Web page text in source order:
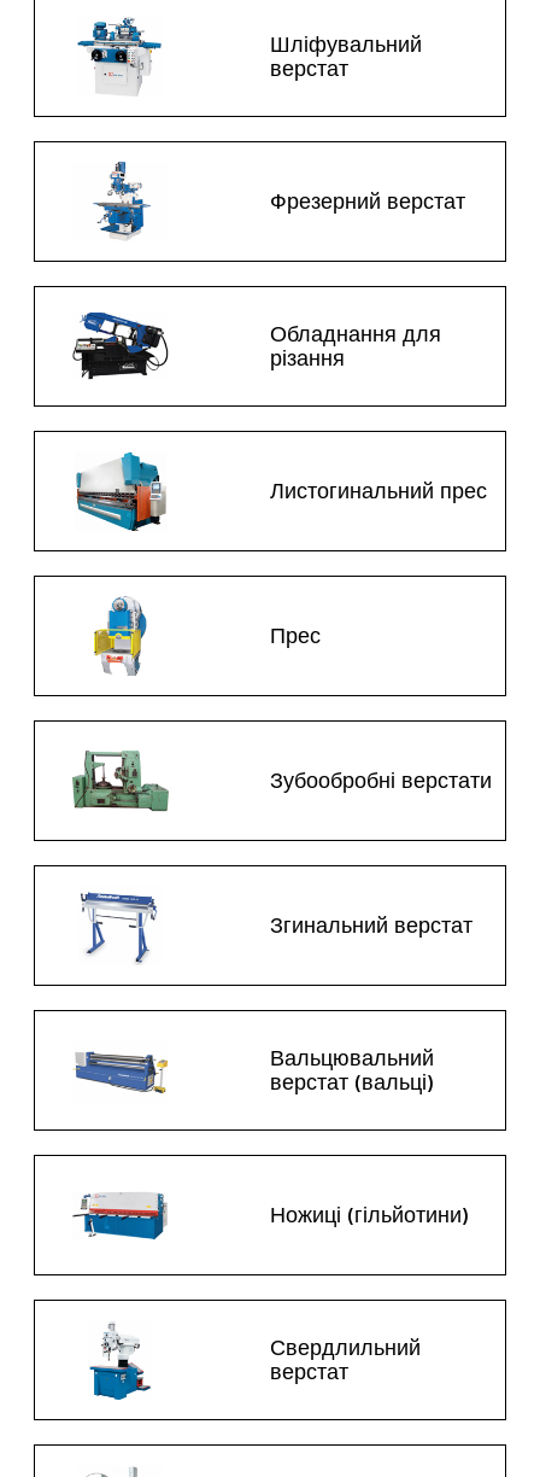
Шліфувальний
верстат
Фрезерний верстат
Обладнання для
різання
Листогинальний прес
Прес
Зубообробні верстати
Згинальний верстат
Вальцювальний
верстат (вальці)
Ножиці (гільйотини)
Свердлильний
верстат